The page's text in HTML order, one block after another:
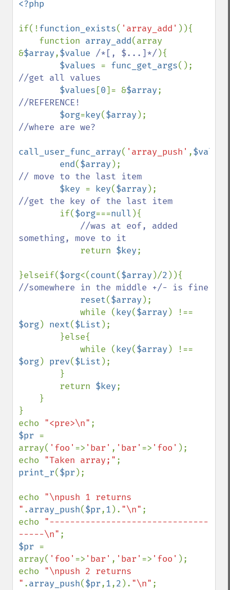
<?php
if(!function_exists( 'array_add' )){
    function
array_add(array
&$array,$value /*[, $...]*/ ){
$values = func_get_args
//get all values
$values [0]= &$array
//REFERENCE!
$org=key($array
//where are we?
call_user_func_array( 'array_push' ,$values
end($array
// move to the last item
$key = key($array
//get the key of the last item
if($org===null ){
//was at eof, added
something, move to it
return $key;
}elseif($org<(count($array )/2
//somewhere in the middle +/- is fine
reset($array );
            while (
key($array
$org) next($List );
            while (
key($array
$org) prev($List );
        return
$key;
}
echo "<pre>\n"
$pr =
array( 'foo' => 'bar' , 'bar' => 'foo' );
echo "Taken array;"
print_r($pr );
echo "\npush 1 returns
" .array_push($pr,1 ). "\n" ;
echo "-------------------------------
-----\n"
$pr =
array( 'foo' => 'bar' , 'bar' => 'foo' );
echo "\npush 2 returns
" .array_push($pr,1,2 ). "\n" ;